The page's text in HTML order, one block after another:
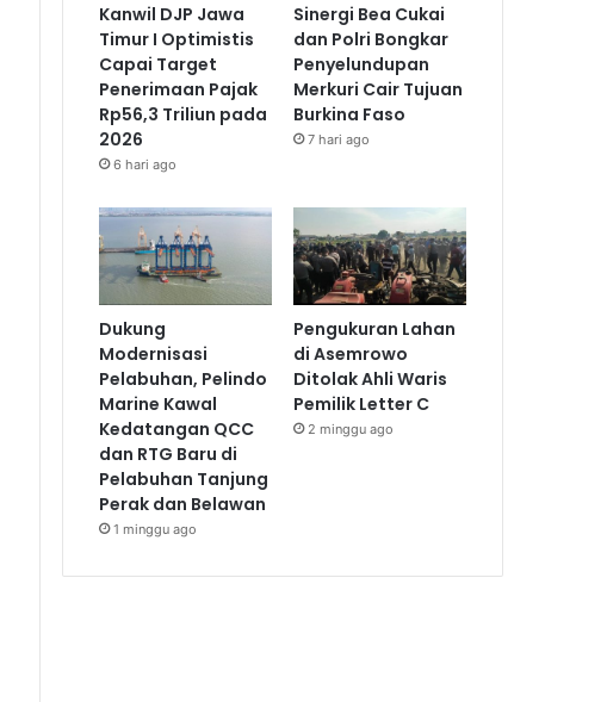
Kanwil DJP Jawa
Timur I Optimistis
Capai Target
Penerimaan Pajak
Rp56,3 Triliun pada
2026
6 hari ago
Sinergi Bea Cukai
dan Polri Bongkar
Penyelundupan
Merkuri Cair Tujuan
Burkina Faso
7 hari ago
Dukung
Modernisasi
Pelabuhan, Pelindo
Marine Kawal
Kedatangan QCC
dan RTG Baru di
Pelabuhan Tanjung
Perak dan Belawan
1 minggu ago
Pengukuran Lahan
di Asemrowo
Ditolak Ahli Waris
Pemilik Letter C
2 minggu ago